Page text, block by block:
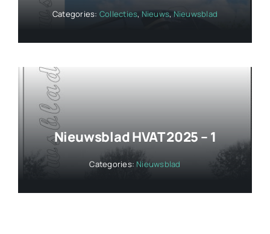
Categories: Collecties, Nieuws, Nieuwsblad
Nieuwsblad HVAT 2025 – 1
Categories:Nieuwsblad